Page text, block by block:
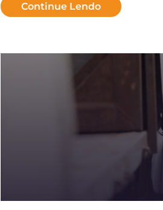
Continue Lendo